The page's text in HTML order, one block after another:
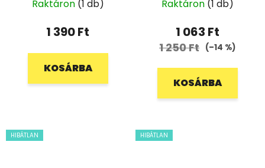
Raktáron (1 db)
1 390 Ft
KOSÁRBA
Raktáron (1 db)
1 063 Ft
1 250 Ft (–14 %)
KOSÁRBA
HIBÁTLAN HIBÁTLAN